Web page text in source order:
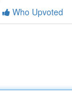
Who Upvoted